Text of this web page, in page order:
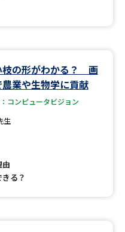
夢ナビライブ
枝の形がわかる？ 画
業や生物学に貢献
コンピュータビジョン
生
る？